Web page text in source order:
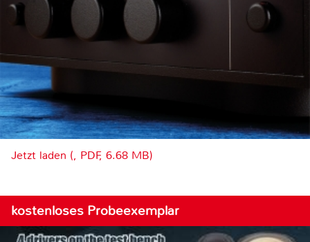
Jetzt laden (, PDF, 6.68 MB)
kostenloses Probeexemplar